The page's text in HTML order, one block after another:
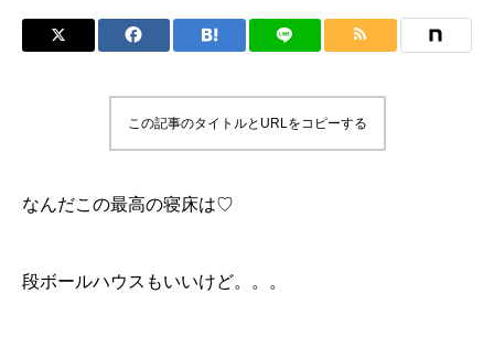
この記事のタイトルとURLをコピーする
なんだこの最高の寝床は♡
段ボールハウスもいいけど。。。